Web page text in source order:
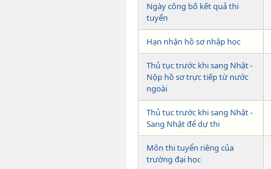
Ngày công bố kết quả thi
tuyển
Hạn nhận hồ sơ nhập học
Thủ tục trước khi sang Nhật -
Nộp hồ sơ trực tiếp từ nước
ngoài
Thủ tục trước khi sang Nhật -
Sang Nhật để dự thi
Môn thi tuyển riêng của
trường đại học